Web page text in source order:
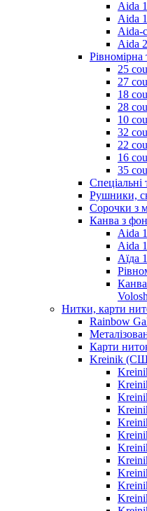
Aida
Aida
Aida-
Aida
Рівномірна
25
27
18
28
10
32
22
16
35
Спеціальні
Рушники,
Сорочки з
Канва з
Aida
Aida
Аїда
Нитки, карти
Rainbow
Карти
Kreinik